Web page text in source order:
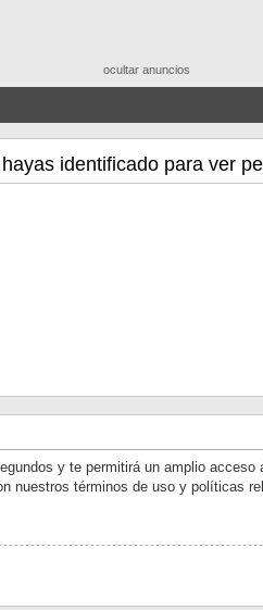
ocultar anuncios
identificado para ver
y te permitirá un amplio
términos de uso y políticas